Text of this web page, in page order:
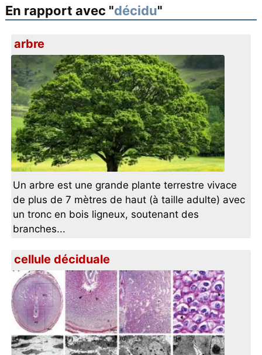
En rapport avec "décidu"
arbre
Un arbre est une grande plante terrestre vivace
de plus de 7 mètres de haut (à taille adulte) avec
un tronc en bois ligneux, soutenant des
branches...
cellule déciduale